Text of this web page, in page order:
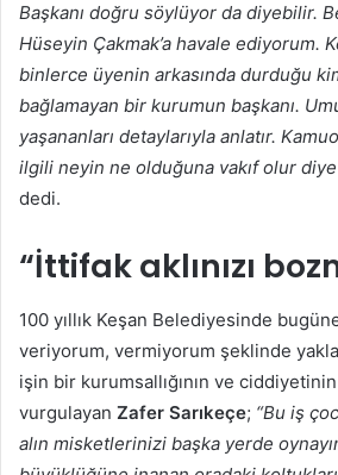
Başkanı doğru söylüyor da diyebilir.
Hüseyin Çakmak’a havale ediyorum.
binlerce üyenin arkasında durduğu
bağlamayan bir kurumun başkanı.
yaşananları detaylarıyla anlatır.
ilgili neyin ne olduğuna vakıf olur
dedi.
“İttifak aklınızı
100 yıllık Keşan Belediyesinde
veriyorum, vermiyorum şeklinde
işin bir kurumsallığının ve
vurgulayan Zafer Sarıkeçe; “Bu iş
alın misketlerinizi başka yerde